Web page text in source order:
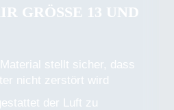
GRÖSSE 13 UND 1
stellt sicher, dass
nicht zerstört wird
der Luft zu